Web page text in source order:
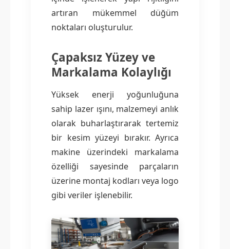
artıran mükemmel düğüm
noktaları oluşturulur.
Çapaksız Yüzey ve
Markalama Kolaylığı
Yüksek enerji yoğunluğuna
sahip lazer ışını, malzemeyi anlık
olarak buharlaştırarak tertemiz
bir kesim yüzeyi bırakır. Ayrıca
makine üzerindeki markalama
özelliği sayesinde parçaların
üzerine montaj kodları veya logo
gibi veriler işlenebilir.